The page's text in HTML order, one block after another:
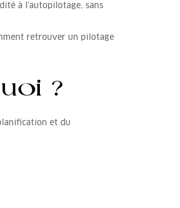
à l’autopilotage, sans
retrouver un pilotage
?
et du